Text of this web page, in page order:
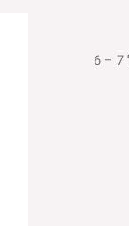
/ [[כיפה טרילין "ארט מן" שחור גודל 7 – 6